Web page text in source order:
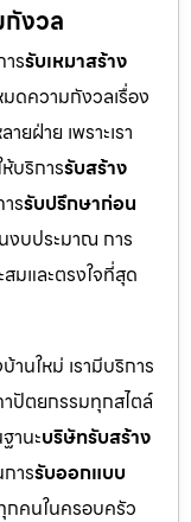
กังวล
รรับเหมาสร้าง
ความกังวลเรื่อง
ยฝ่าย เพราะเรา
บริการรับสร้าง
รรับปรึกษาก่อน
งบประมาณ การ
มและตรงใจที่สุด
นใหม่ เรามีบริการ
ปัตยกรรมทุกสไตล์
านะบริษัทรับสร้าง
ารรับออกแบบ
กคนในครอบครัว